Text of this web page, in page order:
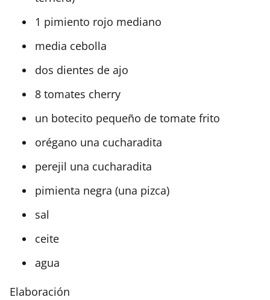
1 pimiento rojo mediano
media cebolla
dos dientes de ajo
8 tomates cherry
un botecito pequeño de tomate frito
orégano una cucharadita
perejil una cucharadita
pimienta negra (una pizca)
sal
ceite
agua
Elaboración